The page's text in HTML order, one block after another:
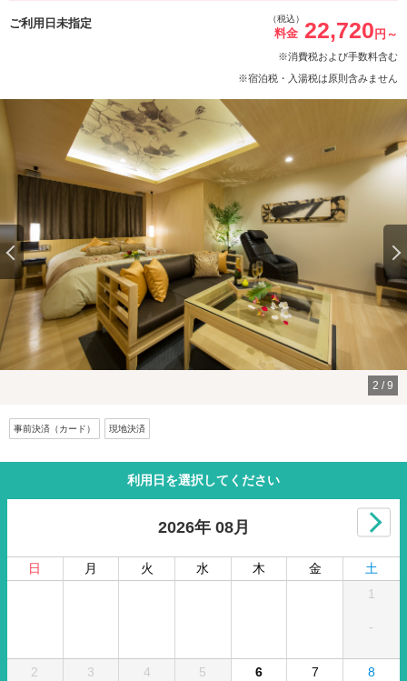
ご利用日未指定 （税込）
料金 22,720 円～
※消費税および手数料含む
※宿泊税・入湯税は原則含みません
2 /9
事前決済（カード） 現地決済
利用日を選択してください
2026年 08月
日 月 火 水 木 金
土
1
-
2 3 4 5 6 7 8